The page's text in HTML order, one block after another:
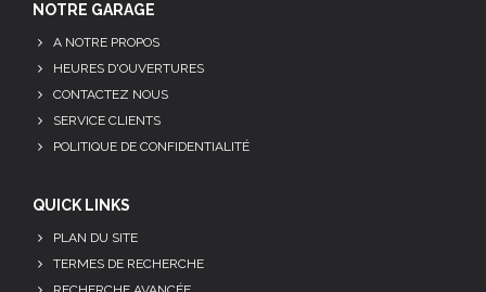
NOTRE GARAGE
A NOTRE PROPOS
HEURES D'OUVERTURES
CONTACTEZ NOUS
SERVICE CLIENTS
POLITIQUE DE CONFIDENTIALITÉ
QUICK LINKS
PLAN DU SITE
TERMES DE RECHERCHE